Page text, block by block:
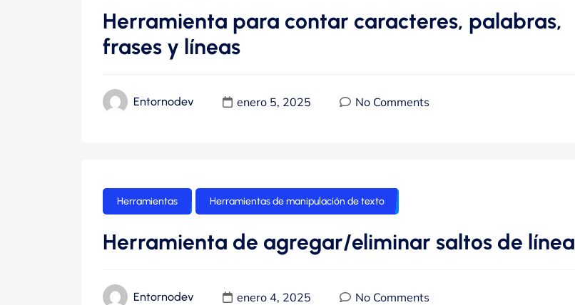
Herramienta para contar caracteres, palabras,
frases y líneas
Entornodev enero 5, 2025 No Comments
Herramientas Herramientas de manipulación de texto
Herramienta de agregar/eliminar saltos de línea
Entornodev enero 4, 2025 No Comments